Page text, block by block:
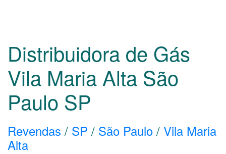
Distribuidora de Gás
Vila Maria Alta São
Paulo SP
Revendas / SP / São Paulo / Vila Maria
Alta